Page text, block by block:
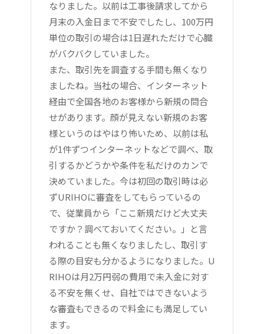
なりました。以前は工事後請求してから
月末の入金日まで不安でしたし、100万円
単位の取引の場合は1日遅れただけで心臓
がバクバクしていました。
また、取引先を調査する手間も無くなり
ましたね。当社の場合、インターネット
経由で全国各地のお客様から新規の問合
せがあります。顔が見えない新規のお客
様というのはやはり怖いため、以前は私
が1件ずつインターネットなどで調べ、取
引するかどうかや条件を私だけのカンで
決めていました。今は初回の取引時は必
ずURIHOに審査をしてもらっているの
で、従業員から「ここ新規だけど大丈夫
ですか？調べておいてください。」と言
われることも無くなりましたし、取引す
る際の目安も分かるようになりました。U
RIHOは月2万円弱の費用で未入金に対す
る不安を無くせ、自社ではできないよう
な審査もできるので料金にも満足してい
ます。